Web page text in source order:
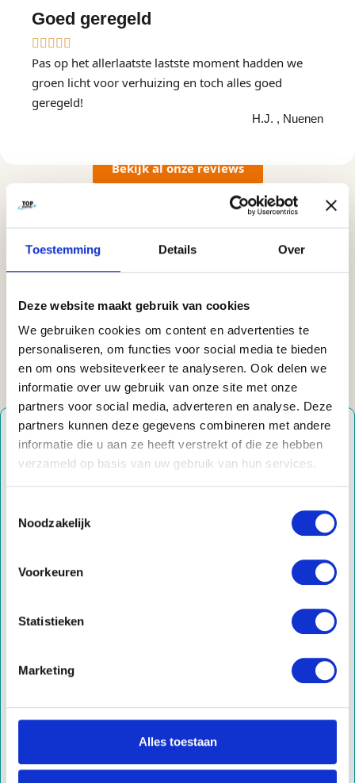
Toestemming Details Over
Deze website maakt gebruik van cookies
We gebruiken cookies om content en advertenties te
personaliseren, om functies voor social media te bieden
en om ons websiteverkeer te analyseren. Ook delen we
informatie over uw gebruik van onze site met onze
partners voor social media, adverteren en analyse. Deze
partners kunnen deze gegevens combineren met andere
informatie die u aan ze heeft verstrekt of die ze hebben
verzameld op basis van uw gebruik van hun services.
Noodzakelijk
Voorkeuren
Statistieken
Marketing
Alles toestaan
Goed geregeld
Pas op het allerlaatste lastste moment hadden we
groen licht voor verhuizing en toch alles goed
geregeld!
H.J. , Nuenen
Bekijk al onze reviews
Top Movers
Vacatures
Duurzaamheid
MVO
DIENSTEN
ZAKELIJK
Verhuisregisseur
Handyman service
Verhuisservice
Inboedelopslag